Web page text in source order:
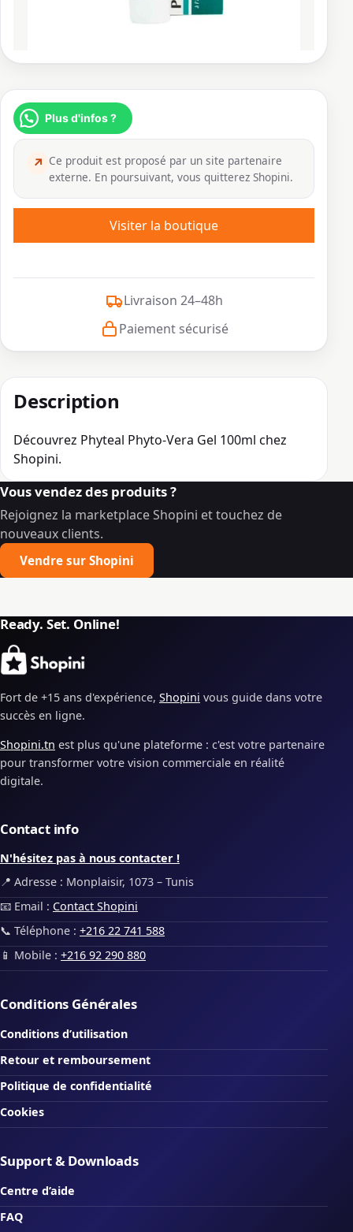
Plus d'infos ?
↗ Ce produit est proposé par un site partenaire
externe. En poursuivant, vous quitterez Shopini.
Visiter la boutique
Livraison 24–48h
Paiement sécurisé
Description
Découvrez Phyteal Phyto-Vera Gel 100ml chez
Shopini.
Vous vendez des produits ?
Rejoignez la marketplace Shopini et touchez de
nouveaux clients.
Vendre sur Shopini
Ready. Set. Online!
Fort de +15 ans d'expérience, Shopini vous guide dans votre
succès en ligne.
Shopini.tn est plus qu'une plateforme : c'est votre partenaire
pour transformer votre vision commerciale en réalité
digitale.
Contact info
N'hésitez pas à nous contacter !
📍 Adresse : Monplaisir, 1073 – Tunis
📧 Email : Contact Shopini
📞 Téléphone : +216 22 741 588
📱 Mobile : +216 92 290 880
Conditions Générales
Conditions d’utilisation
Retour et remboursement
Politique de confidentialité
Cookies
Support & Downloads
Centre d’aide
FAQ